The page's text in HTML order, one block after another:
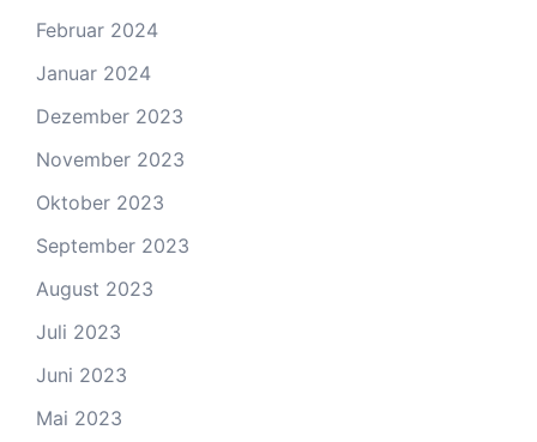
Februar 2024
Januar 2024
Dezember 2023
November 2023
Oktober 2023
September 2023
August 2023
Juli 2023
Juni 2023
Mai 2023